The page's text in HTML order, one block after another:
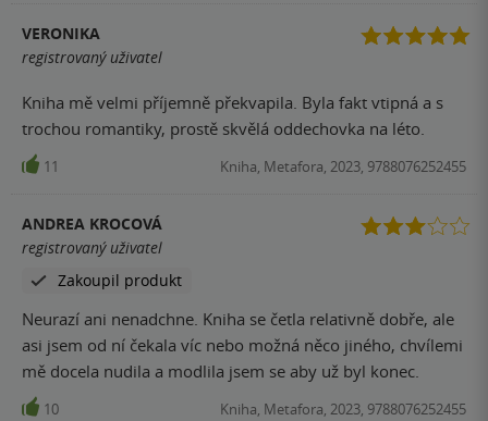
VERONIKA
registrovaný uživatel
Kniha mě velmi příjemně překvapila. Byla fakt vtipná a s
trochou romantiky, prostě skvělá oddechovka na léto.
11 Kniha, Metafora, 2023, 9788076252455
ANDREA KROCOVÁ
registrovaný uživatel
Zakoupil produkt
Neurazí ani nenadchne. Kniha se četla relativně dobře, ale
asi jsem od ní čekala víc nebo možná něco jiného, chvílemi
mě docela nudila a modlila jsem se aby už byl konec.
10 Kniha, Metafora, 2023, 9788076252455